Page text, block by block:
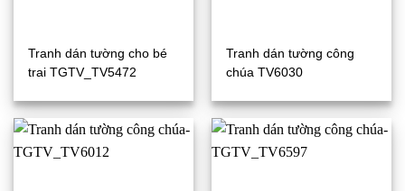
Tranh dán tường cho bé
trai TGTV_TV5472
Tranh dán tường công
chúa TV6030